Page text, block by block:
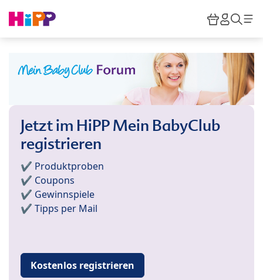
HiPP
Jetzt im HiPP Mein BabyClub
registrieren
✔️ Produktproben
✔️ Coupons
✔️ Gewinnspiele
✔️ Tipps per Mail
Kostenlos registrieren